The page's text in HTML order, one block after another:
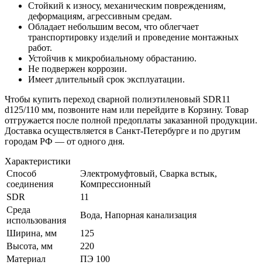
Стойкий к износу, механическим повреждениям,
деформациям, агрессивным средам.
Обладает небольшим весом, что облегчает
транспортировку изделий и проведение монтажных
работ.
Устойчив к микробиальному обрастанию.
Не подвержен коррозии.
Имеет длительный срок эксплуатации.
Чтобы купить переход сварной полиэтиленовый SDR11
d125/110 мм, позвоните нам или перейдите в Корзину. Товар
отгружается после полной предоплаты заказанной продукции.
Доставка осуществляется в Санкт-Петербурге и по другим
городам РФ — от одного дня.
Характеристики
Способ
соединения
Электромуфтовый, Сварка встык,
Компрессионный
SDR
11
Среда
использования
Вода, Напорная канализация
Ширина, мм
125
Высота, мм
220
Материал
ПЭ 100